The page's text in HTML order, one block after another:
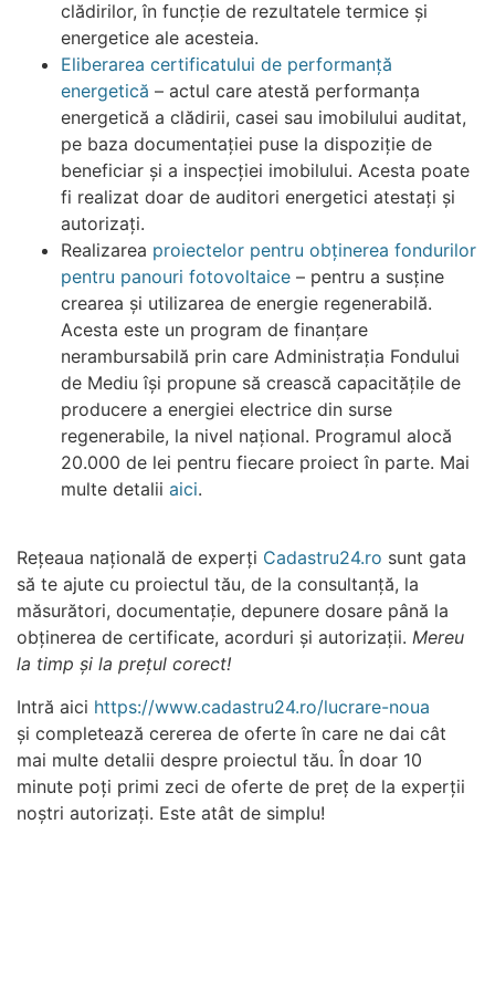
clădirilor, în funcție de rezultatele termice și
energetice ale acesteia.
Eliberarea certificatului de performanță
energetică – actul care atestă performanța
energetică a clădirii, casei sau imobilului auditat,
pe baza documentației puse la dispoziție de
beneficiar și a inspecției imobilului. Acesta poate
fi realizat doar de auditori energetici atestați și
autorizați.
Realizarea proiectelor pentru obținerea fondurilor
pentru panouri fotovoltaice – pentru a susține
crearea și utilizarea de energie regenerabilă.
Acesta este un program de finanțare
nerambursabilă prin care Administrația Fondului
de Mediu își propune să crească capacitățile de
producere a energiei electrice din surse
regenerabile, la nivel național. Programul alocă
20.000 de lei pentru fiecare proiect în parte. Mai
multe detalii aici.
Rețeaua națională de experți Cadastru24.ro sunt gata
să te ajute cu proiectul tău, de la consultanță, la
măsurători, documentație, depunere dosare până la
obținerea de certificate, acorduri și autorizații. Mereu
la timp și la prețul corect!
Intră aici https://www.cadastru24.ro/lucrare-noua
și completează cererea de oferte în care ne dai cât
mai multe detalii despre proiectul tău. În doar 10
minute poți primi zeci de oferte de preț de la experții
noștri autorizați. Este atât de simplu!